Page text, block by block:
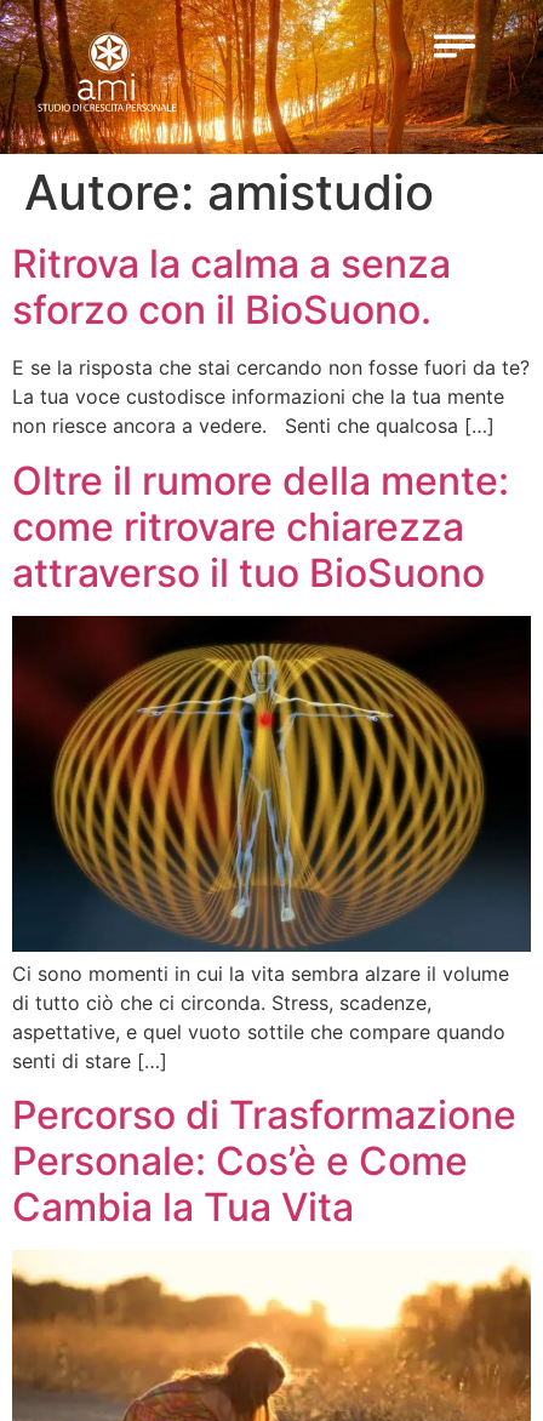
Autore: amistudio
Ritrova la calma a senza
sforzo con il BioSuono.
E se la risposta che stai cercando non fosse fuori da te?
La tua voce custodisce informazioni che la tua mente
non riesce ancora a vedere. Senti che qualcosa […]
Oltre il rumore della mente:
come ritrovare chiarezza
attraverso il tuo BioSuono
Ci sono momenti in cui la vita sembra alzare il volume
di tutto ciò che ci circonda. Stress, scadenze,
aspettative, e quel vuoto sottile che compare quando
senti di stare […]
Percorso di Trasformazione
Personale: Cos’è e Come
Cambia la Tua Vita